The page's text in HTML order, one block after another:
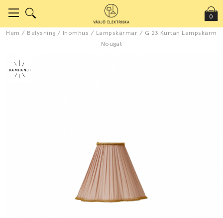
0
Hem / Belysning / Inomhus / Lampskärmar / G 23 Kurtan Lampskärm
Nougat